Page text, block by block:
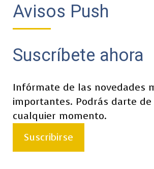
Avisos Push
Suscríbete ahora
Infórmate de las novedades
importantes. Podrás darte de
cualquier momento.
Suscribirse